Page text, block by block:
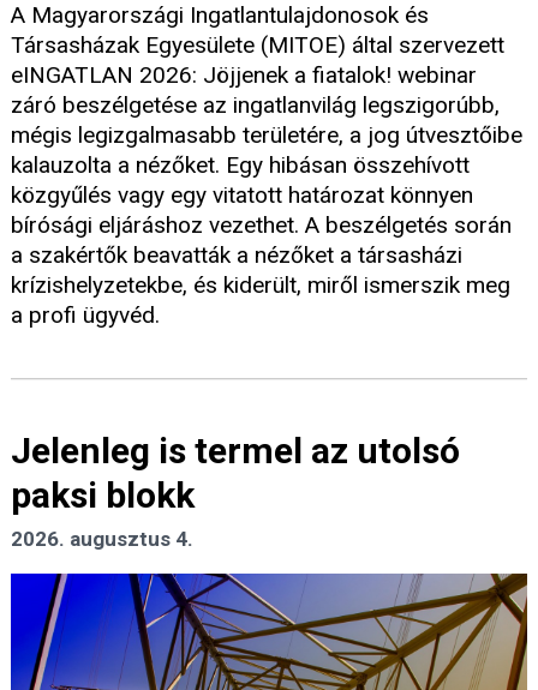
A Magyarországi Ingatlantulajdonosok és
Társasházak Egyesülete (MITOE) által szervezett
eINGATLAN 2026: Jöjjenek a fiatalok! webinar
záró beszélgetése az ingatlanvilág legszigorúbb,
mégis legizgalmasabb területére, a jog útvesztőibe
kalauzolta a nézőket. Egy hibásan összehívott
közgyűlés vagy egy vitatott határozat könnyen
bírósági eljáráshoz vezethet. A beszélgetés során
a szakértők beavatták a nézőket a társasházi
krízishelyzetekbe, és kiderült, miről ismerszik meg
a profi ügyvéd.
Jelenleg is termel az utolsó
paksi blokk
2026. augusztus 4.